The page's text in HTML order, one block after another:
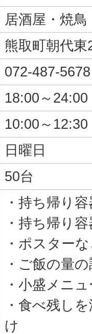
居酒屋・焼鳥
熊取町朝代東
072-487-5678
18:00～24:00
10:00～
日曜日
50台
・持ち帰り
・持ち帰り
・ポスター
・ご飯の量
・小盛メニ
・食べ残し
け